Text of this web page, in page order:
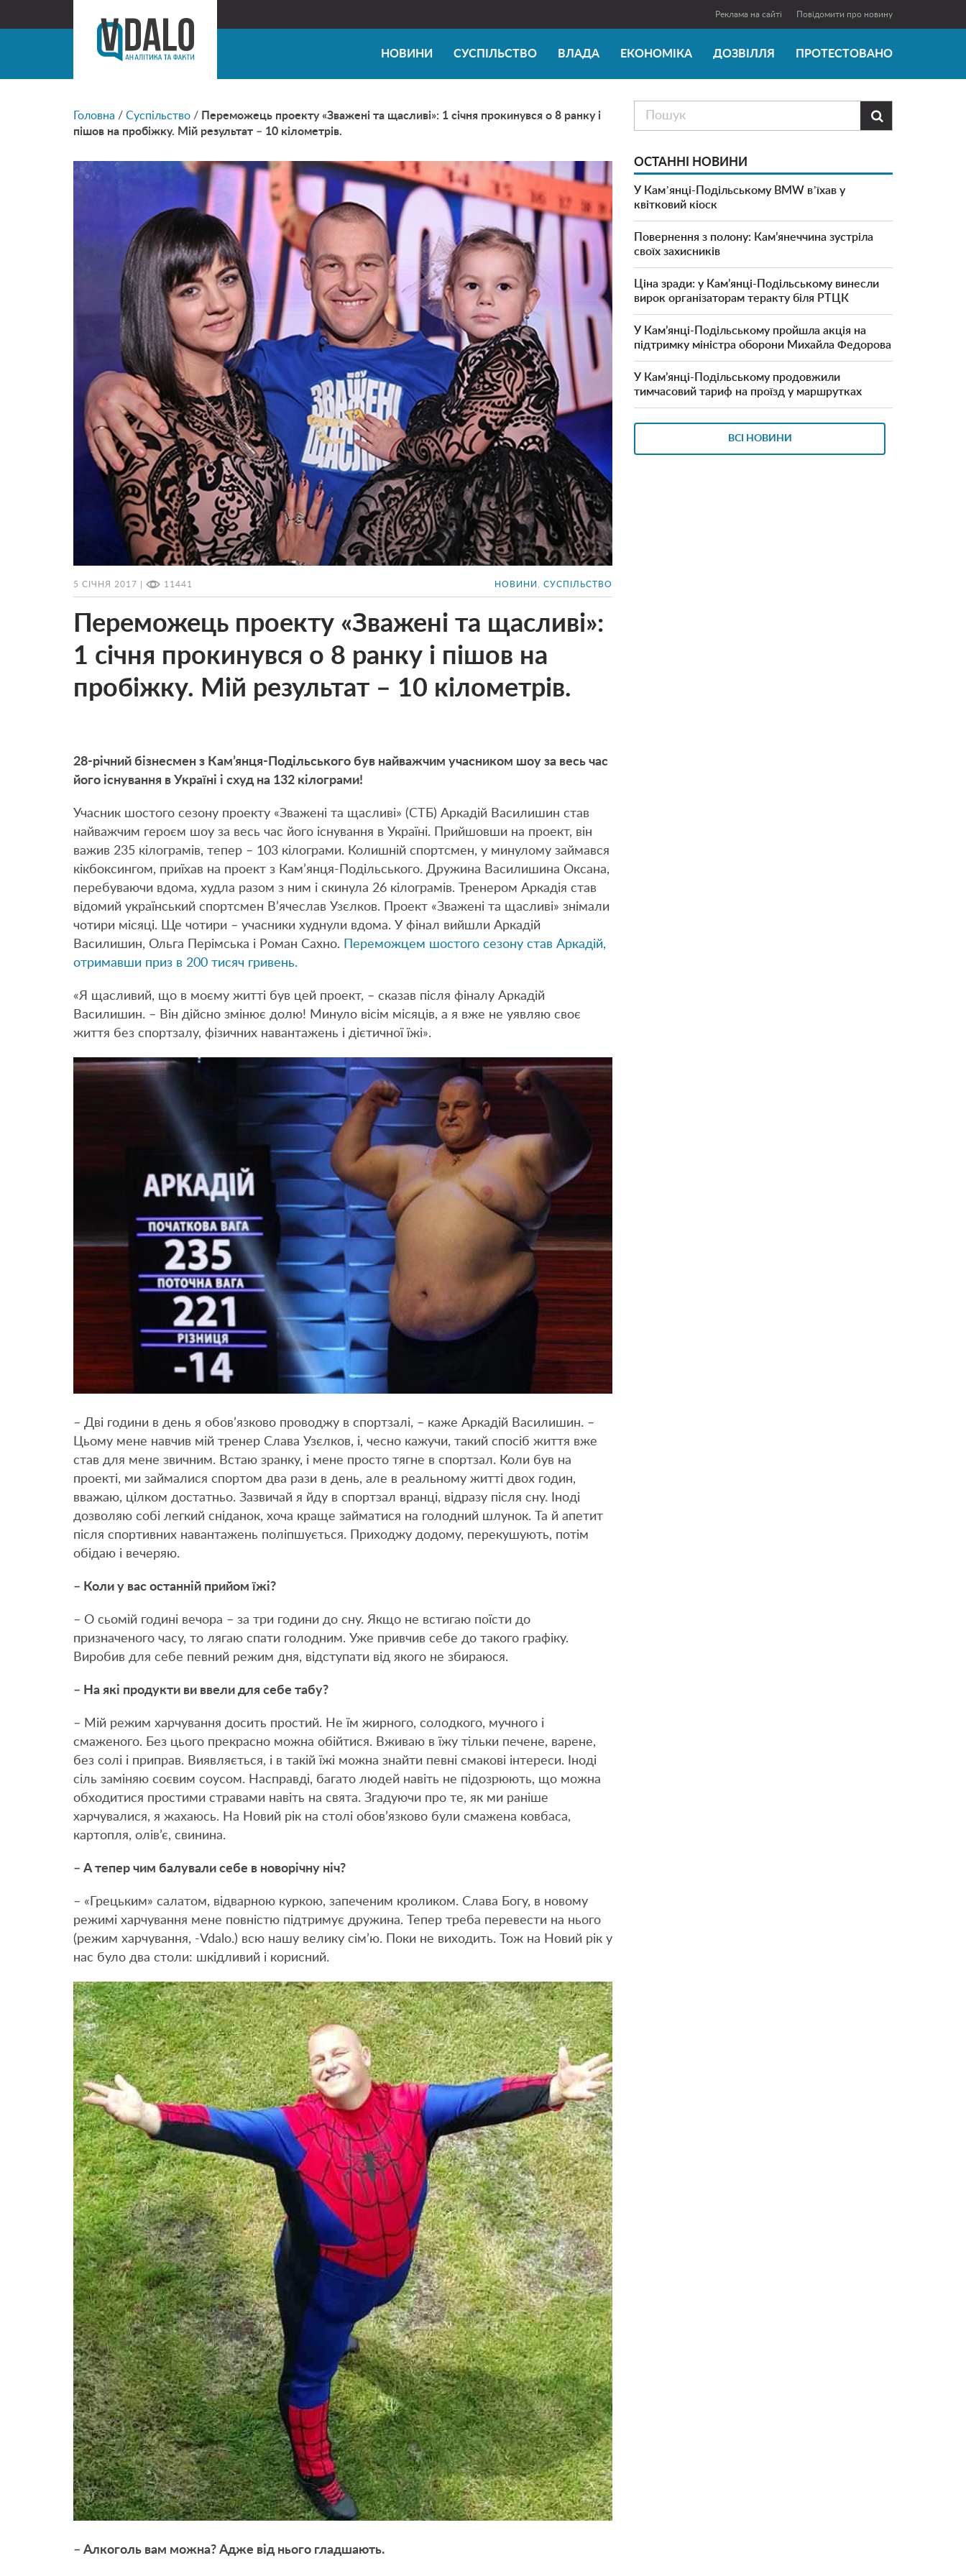
Реклама на сайті Повідомити про новину
НОВИНИ СУСПІЛЬСТВО ВЛАДА ЕКОНОМІКА ДОЗВІЛЛЯ ПРОТЕСТОВАНО
Головна / Суспільство / Переможець проекту «Зважені та щасливі»: 1 січня прокинувся о 8 ранку і
пішов на пробіжку. Мій результат – 10 кілометрів.
5 СІЧНЯ 2017 | 11441 НОВИНИ СУСПІЛЬСТВО
Переможець проекту «Зважені та щасливі»:
1 січня прокинувся о 8 ранку і пішов на
пробіжку. Мій результат – 10 кілометрів.
28-річний бізнесмен з Кам’янця-Подільського був найважчим учасником шоу за весь час
його існування в Україні і схуд на 132 кілограми!
Учасник шостого сезону проекту «Зважені та щасливі» (СТБ) Аркадій Василишин став
найважчим героєм шоу за весь час його існування в Україні. Прийшовши на проект, він
важив 235 кілограмів, тепер – 103 кілограми. Колишній спортсмен, у минулому займався
кікбоксингом, приїхав на проект з Кам’янця-Подільського. Дружина Василишина Оксана,
перебуваючи вдома, худла разом з ним і скинула 26 кілограмів. Тренером Аркадія став
відомий український спортсмен В’ячеслав Узєлков. Проект «Зважені та щасливі» знімали
чотири місяці. Ще чотири – учасники худнули вдома. У фінал вийшли Аркадій
Василишин, Ольга Перімська і Роман Сахно.
Переможцем шостого сезону став Аркадій,
отримавши приз в 200 тисяч гривень.
«Я щасливий, що в моєму житті був цей проект, – сказав після фіналу Аркадій
Василишин. – Він дійсно змінює долю! Минуло вісім місяців, а я вже не уявляю своє
життя без спортзалу, фізичних навантажень і дієтичної їжі».
– Дві години в день я обов’язково проводжу в спортзалі, – каже Аркадій Василишин. –
Цьому мене навчив мій тренер Слава Узєлков, і, чесно кажучи, такий спосіб життя вже
став для мене звичним. Встаю зранку, і мене просто тягне в спортзал. Коли був на
проекті, ми займалися спортом два рази в день, але в реальному житті двох годин,
вважаю, цілком достатньо. Зазвичай я йду в спортзал вранці, відразу після сну. Іноді
дозволяю собі легкий сніданок, хоча краще займатися на голодний шлунок. Та й апетит
після спортивних навантажень поліпшується. Приходжу додому, перекушують, потім
обідаю і вечеряю.
– Коли у вас останній прийом їжі?
– О сьомій годині вечора – за три години до сну. Якщо не встигаю поїсти до
призначеного часу, то лягаю спати голодним. Уже привчив себе до такого графіку.
Виробив для себе певний режим дня, відступати від якого не збираюся.
– На які продукти ви ввели для себе табу?
– Мій режим харчування досить простий. Не їм жирного, солодкого, мучного і
смаженого. Без цього прекрасно можна обійтися. Вживаю в їжу тільки печене, варене,
без солі і приправ. Виявляється, і в такій їжі можна знайти певні смакові інтереси. Іноді
сіль заміняю соєвим соусом. Насправді, багато людей навіть не підозрюють, що можна
обходитися простими стравами навіть на свята. Згадуючи про те, як ми раніше
харчувалися, я жахаюсь. На Новий рік на столі обов’язково були смажена ковбаса,
картопля, олів’є, свинина.
– А тепер чим балували себе в новорічну ніч?
– «Грецьким» салатом, відварною куркою, запеченим кроликом. Слава Богу, в новому
режимі харчування мене повністю підтримує дружина. Тепер треба перевести на нього
(режим харчування, -Vdalo.) всю нашу велику сім’ю. Поки не виходить. Тож на Новий рік у
нас було два столи: шкідливий і корисний.
– Алкоголь вам можна? Адже від нього гладшають.

ОСТАННІ НОВИНИ
У Камʼянці-Подільському BMW вʼїхав у
квітковий кіоск
Повернення з полону: Кам’янеччина зустріла
своїх захисників
Ціна зради: у Кам’янці-Подільському винесли
вирок організаторам теракту біля РТЦК
У Кам’янці-Подільському пройшла акція на
підтримку міністра оборони Михайла Федорова
У Кам’янці-Подільському продовжили
тимчасовий тариф на проїзд у маршрутках
ВСІ НОВИНИ